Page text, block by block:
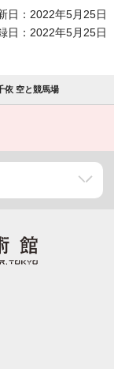
日：2022年5月25日
日：2022年5月25日
依 空と競馬場